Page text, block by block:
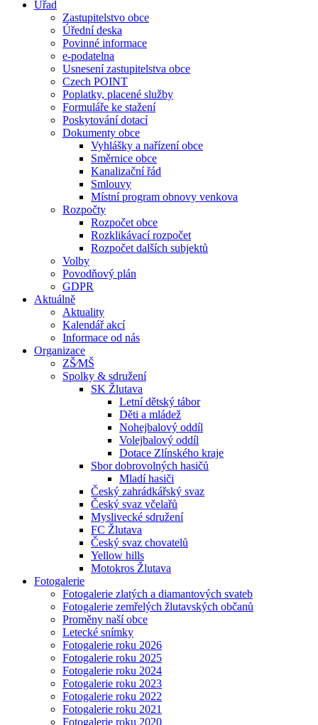
Úřad
Zastupitelstvo obce
Úřední deska
Povinné informace
e-podatelna
Usnesení zastupitelstva obce
Czech POINT
Poplatky, placené služby
Formuláře ke stažení
Poskytování dotací
Dokumenty obce
Vyhlášky a nařízení obce
Směrnice obce
Kanalizační řád
Smlouvy
Místní program obnovy venkova
Rozpočty
Rozpočet obce
Rozklikávací rozpočet
Rozpočet dalších subjektů
Volby
Povodňový plán
GDPR
Aktuálně
Aktuality
Kalendář akcí
Informace od nás
Organizace
ZŠ⁄MŠ
Spolky & sdružení
SK Žlutava
Letní dětský tábor
Děti a mládež
Nohejbalový oddíl
Volejbalový oddíl
Dotace Zlínského kraje
Sbor dobrovolných hasičů
Mladí hasiči
Český zahrádkářský svaz
Český svaz včelařů
Myslivecké sdružení
FC Žlutava
Český svaz chovatelů
Yellow hills
Motokros Žlutava
Fotogalerie
Fotogalerie zlatých a diamantových svateb
Fotogalerie zemřelých žlutavských občanů
Proměny naší obce
Letecké snímky
Fotogalerie roku 2026
Fotogalerie roku 2025
Fotogalerie roku 2024
Fotogalerie roku 2023
Fotogalerie roku 2022
Fotogalerie roku 2021
Fotogalerie roku 2020